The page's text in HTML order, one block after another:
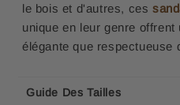
le bois et d'autres, ces
unique en leur genre
élégante que respectueuse
Guide Des Tailles